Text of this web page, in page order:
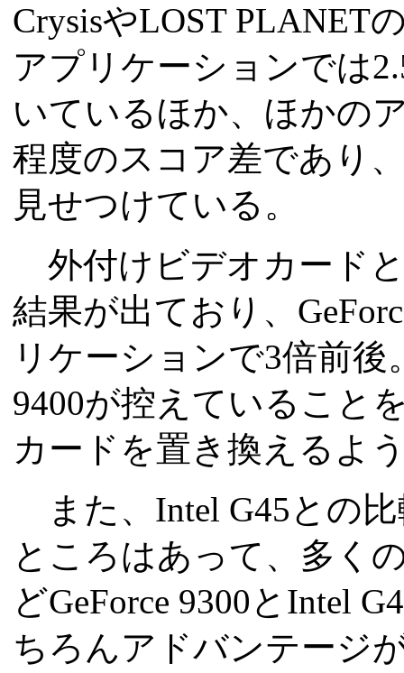
CrysisやLOST PLANET
アプリケーションでは
いているほか、ほかの
程度のスコア差であり
見せつけている。
外付けビデオカード
結果が出ており、
リケーションで3倍前後
9400が控えていること
カードを置き換えるよ
また、Intel G45との
ところはあって、多く
どGeForce 9300とIntel
ちろんアドバンテージ